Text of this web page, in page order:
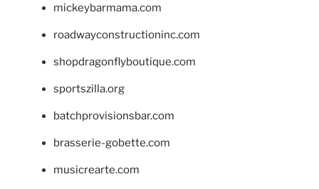
mickeybarmama.com
roadwayconstructioninc.com
shopdragonflyboutique.com
sportszilla.org
batchprovisionsbar.com
brasserie-gobette.com
musicrearte.com